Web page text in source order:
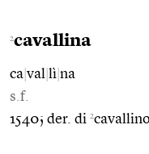
2cavallina
ca val lì na
s.f.
1540; der. di 2cavallino.